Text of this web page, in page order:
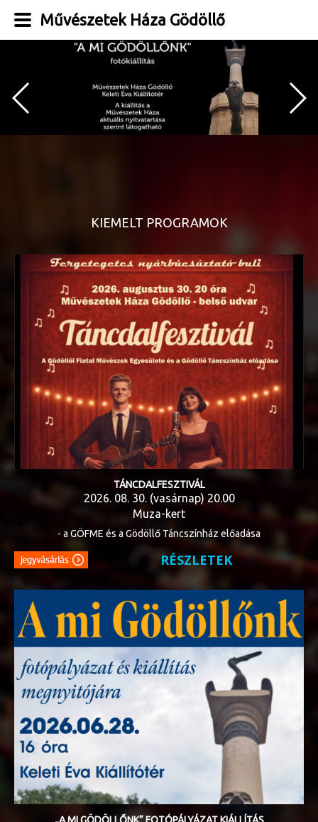
KIEMELT PROGRAMOK
TÁNCDALFESZTIVÁL
2026. 08. 30. (vasárnap) 20.00
Muza-kert
- a GÖFME és a Gödöllő Táncszínház előadása
RÉSZLETEK
Művészetek Háza Gödöllő